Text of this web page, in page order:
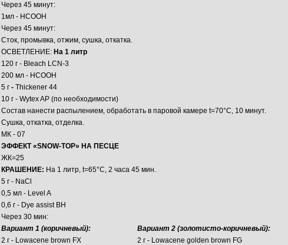
Через 45 минут:
1мл - НСООН
Через 45 минут:
Сток, промывка, отжим, сушка, откатка.
ОСВЕТЛЕНИЕ: На 1 литр
120 г - Bleach LCN-3
200 мл - HCOOH
5 г - Thickener 44
10 г - Wytex AP (по необходимости)
Состав нанести распылением, обработать в паровой камере t=70°С, 10 минут.
Сушка, откатка, отделка.
МК - 07
ЭФФЕКТ «SNOW-TOP» НА ПЕСЦЕ
ЖК=25
КРАШЕНИЕ: На 1 литр, t=65°C, 2 часа 45 мин.
5 г - NaCl
0,5 мл - Level A
0,6 г - Dye assist BH
Через 30 мин:
Вариант 1 (коричневый):
2 г - Lowacene brown FX
Вариант 2 (золотисто-коричневый):
2 г - Lowacene golden brown FG